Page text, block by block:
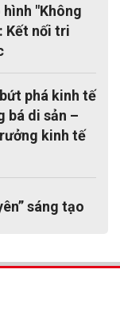
"Không
Kết nối tri
phá kinh tế
bá di sản –
kinh tế
sáng tạo